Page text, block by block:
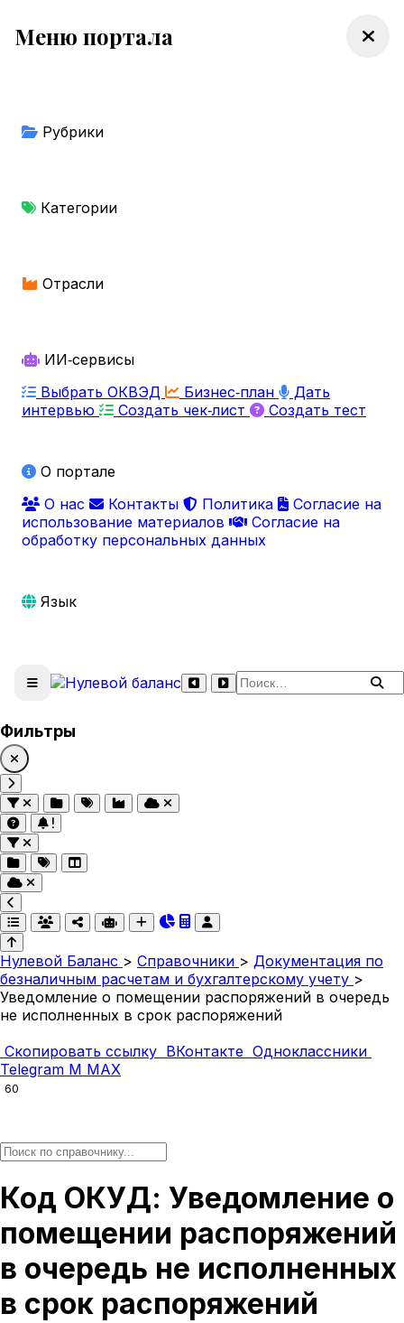
Меню портала
Рубрики
Категории
Отрасли
ИИ‑сервисы
Выбрать ОКВЭД
Бизнес‑план
Дать
интервью
Создать чек‑лист Создать тест
О портале
О нас
Контакты Политика
Согласие на
использование материалов
Согласие на
обработку персональных данных
Язык
Поиск по сайту
Фильтры
Нулевой Баланс > Справочники > Документация по
безналичным расчетам и бухгалтерскому учету >
Уведомление о помещении распоряжений в очередь
не исполненных в срок распоряжений
Скопировать ссылку ВКонтакте Одноклассники
Telegram M MAX
60
Код ОКУД: Уведомление о
помещении распоряжений
в очередь не исполненных
в срок распоряжений